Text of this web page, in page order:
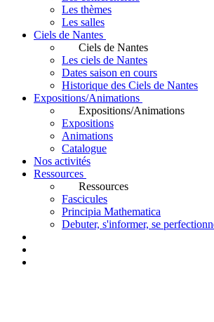
Les thèmes
Les salles
Ciels de Nantes
Ciels de Nantes
Les ciels de Nantes
Dates saison en cours
Historique des Ciels de Nantes
Expositions/Animations
Expositions/Animations
Expositions
Animations
Catalogue
Nos activités
Ressources
Ressources
Fascicules
Principia Mathematica
Debuter, s'informer, se